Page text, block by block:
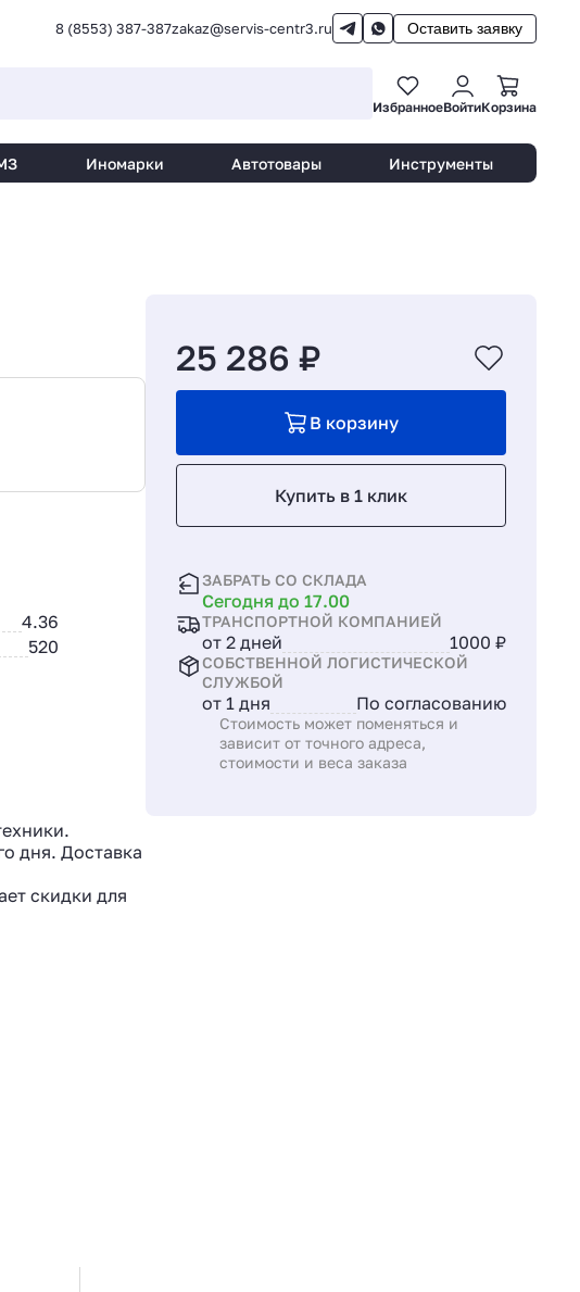
8 (8553) 387-387zakaz@servis-centr3.ru Оставить заявку
ИзбранноеВойтиКорзина
Иномарки Автотовары Инструменты
4.36
520
дня. Доставка
скидки для
25 286 ₽
В корзину
Купить в 1 клик
ЗАБРАТЬ СО СКЛАДА
Сегодня до 17.00
ТРАНСПОРТНОЙ КОМПАНИЕЙ
от 2 дней 1000 ₽
СОБСТВЕННОЙ ЛОГИСТИЧЕСКОЙ
СЛУЖБОЙ
от 1 дня По согласованию
Стоимость может поменяться и
зависит от точного адреса,
стоимости и веса заказа